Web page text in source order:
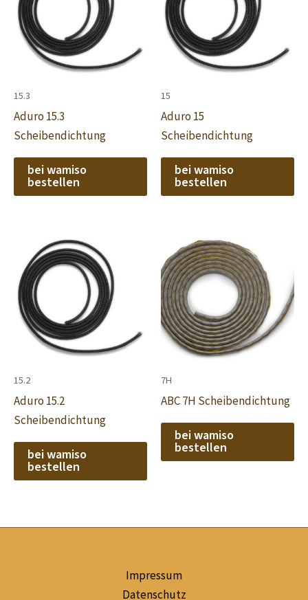
15.3
Aduro 15.3
Scheibendichtung
bei wamiso
bestellen
15
Aduro 15
Scheibendichtung
bei wamiso
bestellen
15.2
Aduro 15.2
Scheibendichtung
bei wamiso
bestellen
7H
ABC 7H Scheibendichtung
bei wamiso
bestellen
Impressum
Datenschutz